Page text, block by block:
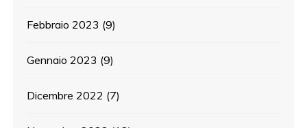
Febbraio 2023 (9)
Gennaio 2023 (9)
Dicembre 2022 (7)